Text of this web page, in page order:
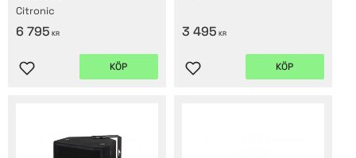
Citronic
6 795 KR
Lägg till i favoriter
KÖP
3 495 KR
Lägg till i favoriter
KÖP